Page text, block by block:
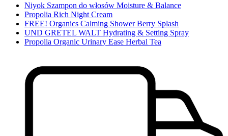
Niyok Szampon do włosów Moisture & Balance
Propolia Rich Night Cream
FREE! Organics Calming Shower Berry Splash
UND GRETEL WALT Hydrating & Setting Spray
Propolia Organic Urinary Ease Herbal Tea